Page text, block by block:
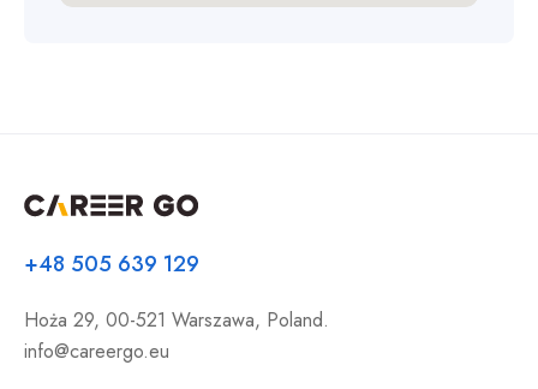
+48 505 639 129
Hoża 29, 00-521 Warszawa, Poland.
info@careergo.eu